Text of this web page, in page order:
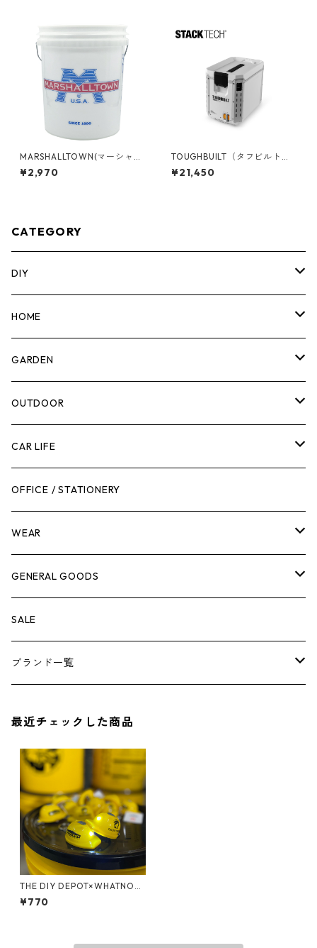
MARSHALLTOWN(マーシャル
タウン) 5ガロンバケツ MT-5G
B
¥2,970
TOUGHBUILT（タフビルト）S
TACK TECH(スタックテック)
ハードクーラー16qt TB-B1-C-
¥21,450
CATEGORY
DIY
マーカー
計測機器
腰袋・ツールホルスター
工具箱
作業台
脚立
ケミカル
その他
HOME
5ガロンバケツ
キッチン
日用品
ボディケア
GARDEN
剪定ばさみ
ガーデンツール
ガーデンチェア
キャビネット・ツールハンガー
冬季用品
その他
OUTDOOR
スツール
バンジーバンド
ストレージボックス
クーラーボックス
ナイフ
CAR LIFE
メンテナンスグッズ
車内グッズ
車外グッズ
芳香剤
OFFICE / STATIONERY
WEAR
トップス
ボトムス
アンダーウェア
キャップ
グローブ
グラス
バッグ
GENERAL GOODS
ウォレット
エアーフレッシュナー
SALE
ブランド一覧
BARNEL
BEHRENS
BELL
BORA
最近チェックした商品
THE DIY DEPOT×WHATNOT
ヘルメットキーホルダー HK-
01YE
¥770